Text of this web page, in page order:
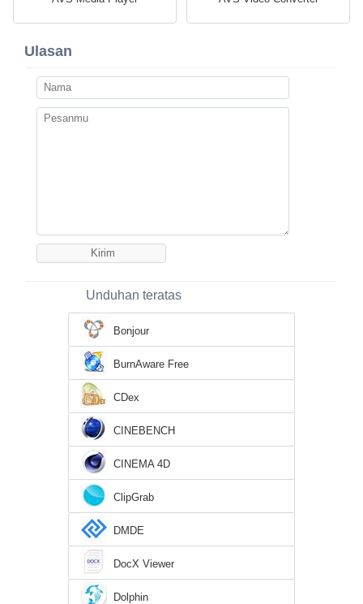
Ulasan
Unduhan teratas
Bonjour
BurnAware Free
CDex
CINEBENCH
CINEMA 4D
ClipGrab
DMDE
DocX Viewer
Dolphin